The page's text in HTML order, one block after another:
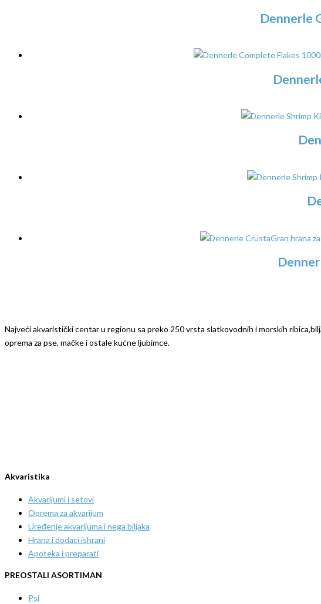
Dennerle
Najveći akvaristički centar u regionu sa preko 250 vrsta slatkovodnih i morskih
oprema za pse, mačke i ostale kućne ljubimce.
Akvaristika
Akvarijumi i setovi
Oprema za akvarijum
Uređenje akvarijuma i nega biljaka
Hrana i dodaci ishrani
Apoteka i preparati
PREOSTALI ASORTIMAN
Psi